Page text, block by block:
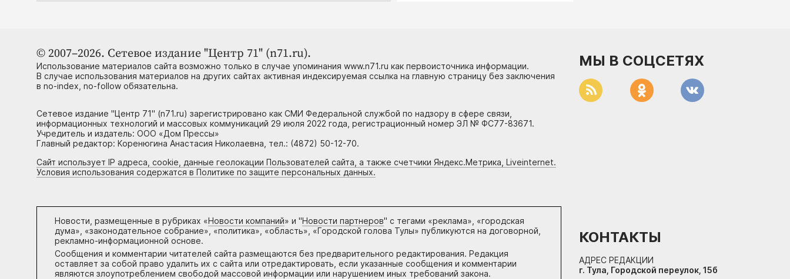
© 2007–2026. Сетевое издание "Центр 71" (n71.ru).
Использование материалов сайта возможно только в случае упоминания www.n71.ru как первоисточника информации.
В случае использования материалов на других сайтах активная индексируемая ссылка на главную страницу без заключения
в no-index, no-follow обязательна.
Сетевое издание "Центр 71" (n71.ru) зарегистрировано как СМИ Федеральной службой по надзору в сфере связи,
информационных технологий и массовых коммуникаций 29 июля 2022 года, регистрационный номер ЭЛ № ФС77-83671.
Учредитель и издатель: ООО «Дом Прессы»
Главный редактор: Коренюгина Анастасия Николаевна, тел.: (4872) 50-12-70.
Сайт использует IP адреса, cookie, данные геолокации Пользователей сайта, а также счетчики Яндекс.Метрика, Liveinternet.
Условия использования содержатся в Политике по защите персональных данных.
Новости, размещенные в рубриках «Новости компаний» и "Новости партнеров" с тегами «реклама», «городская
дума», «законодательное собрание», «политика», «область», «Городской голова Тулы» публикуются на договорной,
рекламно-информационной основе.
Сообщения и комментарии читателей сайта размещаются без предварительного редактирования. Редакция
оставляет за собой право удалить их с сайта или отредактировать, если указанные сообщения и комментарии
являются злоупотреблением свободой массовой информации или нарушением иных требований закона.
МЫ В СОЦСЕТЯХ
КОНТАКТЫ
АДРЕС РЕДАКЦИИ
г. Тула, Городской переулок, 15б